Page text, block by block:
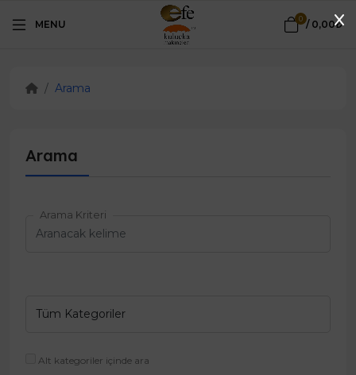
MENU 0 / 0,00₺
Arama
Arama
Arama Kriteri
Alt kategoriler içinde ara